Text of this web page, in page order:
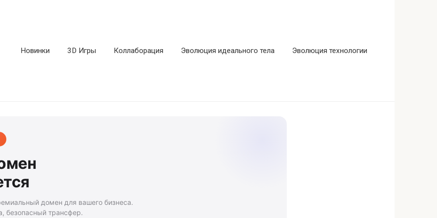
Новинки 3D Игры Коллаборация Эволюция идеального тела Эволюция технологии
домен для вашего бизнеса.
безопасный трансфер.